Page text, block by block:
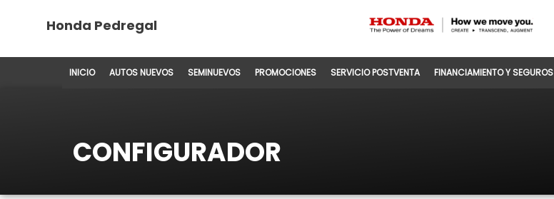
Honda Pedregal
INICIO AUTOS NUEVOS SEMINUEVOS PROMOCIONES SERVICIO POSTVENTA FINANCIAMIENTO Y SEGUROS
CONFIGURADOR